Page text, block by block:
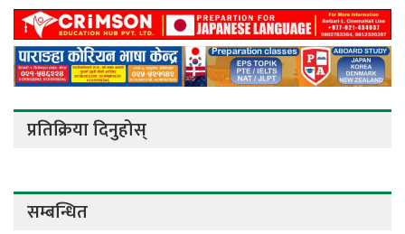
प्रतिक्रिया दिनुहोस्
सम्बन्धित